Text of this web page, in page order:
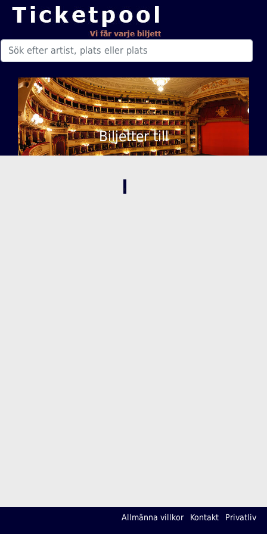
Biljetter till
,
Allmänna villkor Kontakt Privatliv